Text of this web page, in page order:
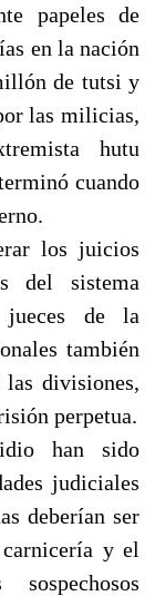
papeles de
en la nación
de tutsi y
las milicias,
hutu
cuando
los juicios
del sistema
jueces de la
también
las divisiones,
perpetua.
han sido
judiciales
deberían ser
y el